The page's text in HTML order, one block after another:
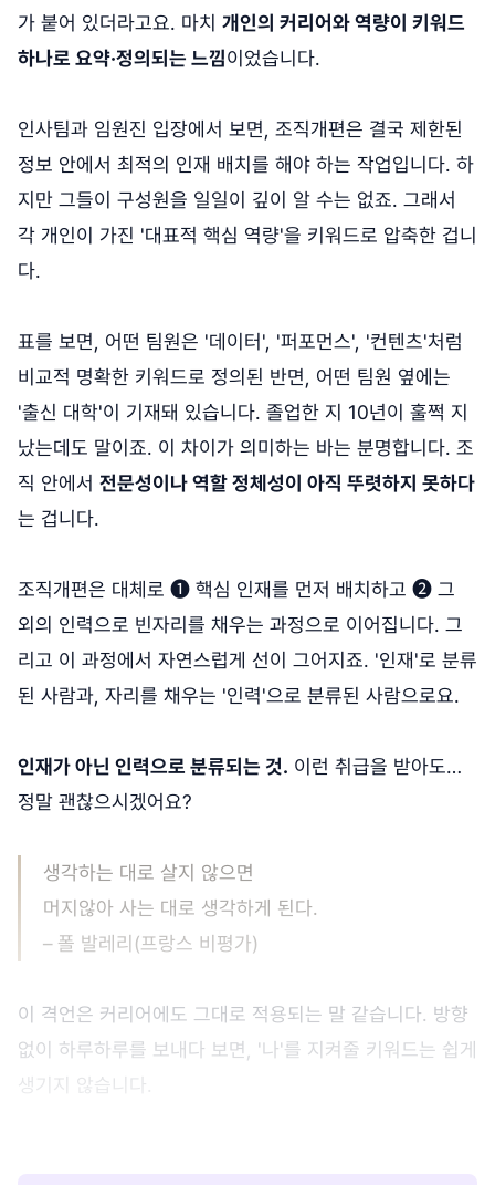
가 붙어 있더라고요. 마치 개인의 커리어와 역량이 키워드
하나로 요약·정의되는 느낌이었습니다.
인사팀과 임원진 입장에서 보면, 조직개편은 결국 제한된
정보 안에서 최적의 인재 배치를 해야 하는 작업입니다. 하
지만 그들이 구성원을 일일이 깊이 알 수는 없죠. 그래서
각 개인이 가진 '대표적 핵심 역량'을 키워드로 압축한 겁니
다.
표를 보면, 어떤 팀원은 '데이터', '퍼포먼스', '컨텐츠'처럼
비교적 명확한 키워드로 정의된 반면, 어떤 팀원 옆에는
'출신 대학'이 기재돼 있습니다. 졸업한 지 10년이 훌쩍 지
났는데도 말이죠. 이 차이가 의미하는 바는 분명합니다. 조
직 안에서 전문성이나 역할 정체성이 아직 뚜렷하지 못하다
는 겁니다.
조직개편은 대체로 ❶ 핵심 인재를 먼저 배치하고 ❷ 그
외의 인력으로 빈자리를 채우는 과정으로 이어집니다. 그
리고 이 과정에서 자연스럽게 선이 그어지죠. '인재'로 분류
된 사람과, 자리를 채우는 '인력'으로 분류된 사람으로요.
인재가 아닌 인력으로 분류되는 것. 이런 취급을 받아도…
정말 괜찮으시겠어요?
생각하는 대로 살지 않으면
머지않아 사는 대로 생각하게 된다.
– 폴 발레리(프랑스 비평가)
이 격언은 커리어에도 그대로 적용되는 말 같습니다. 방향
없이 하루하루를 보내다 보면, '나'를 지켜줄 키워드는 쉽게
생기지 않습니다.